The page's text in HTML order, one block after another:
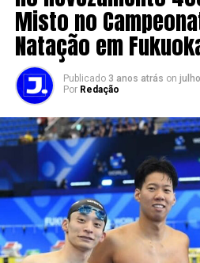
Misto no
Natação em
Publicado 3 anos atrás on
Por Redação